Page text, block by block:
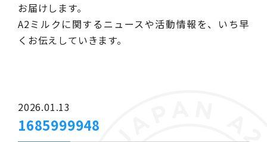
お届けします。
A2ミルクに関するニュースや活動情報を、いち早
くお伝えしていきます。
2026.01.13
1685999948